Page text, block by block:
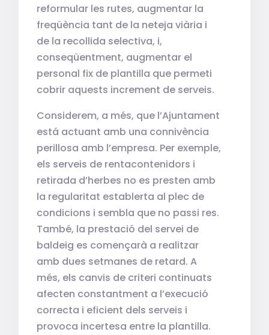
reformular les rutes, augmentar la
freqüència tant de la neteja viària i
de la recollida selectiva, i,
conseqüentment, augmentar el
personal fix de plantilla que permeti
cobrir aquests increment de serveis.
Considerem, a més, que l’Ajuntament
está actuant amb una connivència
perillosa amb l’empresa. Per exemple,
els serveis de rentacontenidors i
retirada d’herbes no es presten amb
la regularitat establerta al plec de
condicions i sembla que no passi res.
També, la prestació del servei de
baldeig es començarà a realitzar
amb dues setmanes de retard. A
més, els canvis de criteri continuats
afecten constantment a l’execució
correcta i eficient dels serveis i
provoca incertesa entre la plantilla.